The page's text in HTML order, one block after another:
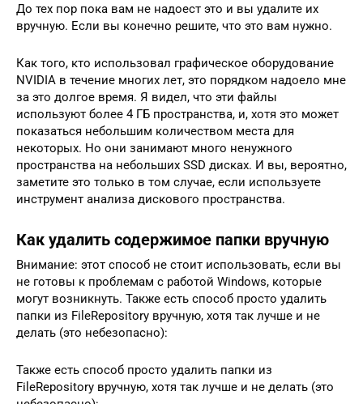
До тех пор пока вам не надоест это и вы удалите их
вручную. Если вы конечно решите, что это вам нужно.
Как того, кто использовал графическое оборудование
NVIDIA в течение многих лет, это порядком надоело мне
за это долгое время. Я видел, что эти файлы
используют более 4 ГБ пространства, и, хотя это может
показаться небольшим количеством места для
некоторых. Но они занимают много ненужного
пространства на небольших SSD дисках. И вы, вероятно,
заметите это только в том случае, если используете
инструмент анализа дискового пространства.
Как удалить содержимое папки вручную
Внимание: этот способ не стоит использовать, если вы
не готовы к проблемам с работой Windows, которые
могут возникнуть. Также есть способ просто удалить
папки из FileRepository вручную, хотя так лучше и не
делать (это небезопасно):
Также есть способ просто удалить папки из
FileRepository вручную, хотя так лучше и не делать (это